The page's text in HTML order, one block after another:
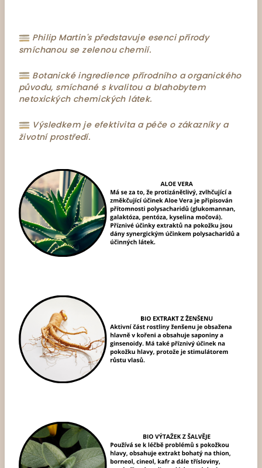
Philip Martin's představuje esenci přírody
smíchanou se zelenou chemií.
Botanické ingredience přírodního a organického
původu, smíchané s kvalitou a blahobytem
netoxických chemických látek.
Výsledkem je efektivita a péče o zákazníky a
životní prostředí.